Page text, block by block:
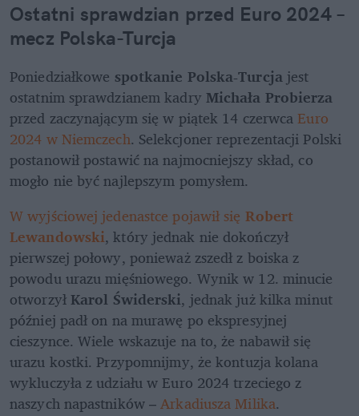
Ostatni sprawdzian przed Euro 2024 –
mecz Polska-Turcja
Poniedziałkowe spotkanie Polska-Turcja jest
ostatnim sprawdzianem kadry Michała Probierza
przed zaczynającym się w piątek 14 czerwca Euro
2024 w Niemczech. Selekcjoner reprezentacji Polski
postanowił postawić na najmocniejszy skład, co
mogło nie być najlepszym pomysłem.
W wyjściowej jedenastce pojawił się Robert
Lewandowski, który jednak nie dokończył
pierwszej połowy, ponieważ zszedł z boiska z
powodu urazu mięśniowego. Wynik w 12. minucie
otworzył Karol Świderski, jednak już kilka minut
później padł on na murawę po ekspresyjnej
cieszynce. Wiele wskazuje na to, że nabawił się
urazu kostki. Przypomnijmy, że kontuzja kolana
wykluczyła z udziału w Euro 2024 trzeciego z
naszych napastników – Arkadiusza Milika.